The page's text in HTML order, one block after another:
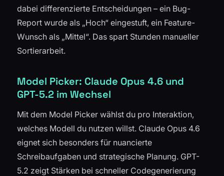
dabei differenzierte Entscheidungen – ein Bug-
Report wurde als „Hoch“ eingestuft, ein Feature-
Wunsch als „Mittel“. Das spart Stunden manueller
Sortierarbeit.
Model Picker: Claude Opus 4.6 und
GPT-5.2 im Wechsel
Mit dem Model Picker wählst du pro Interaktion,
welches Modell du nutzen willst. Claude Opus 4.6
eignet sich besonders für nuancierte
Schreibaufgaben und strategische Planung. GPT-
5.2 zeigt Stärken bei schneller Codegenerierung